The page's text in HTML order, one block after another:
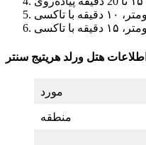
اطلاعات هتل ورلد هریتیج سنتر
مورد
منطقه